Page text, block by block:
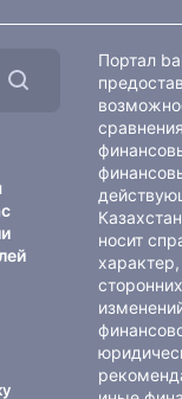
Портал
носит